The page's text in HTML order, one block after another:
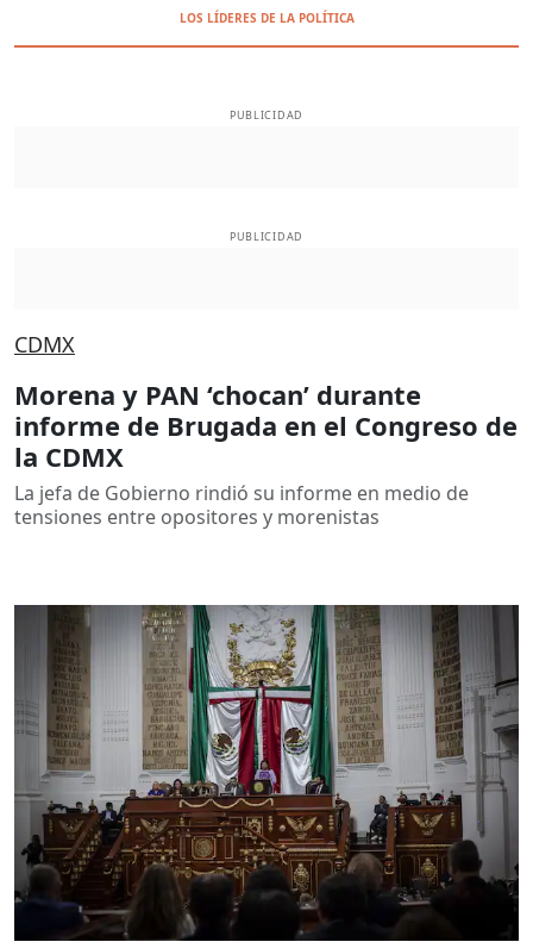
LOS LÍDERES DE LA POLÍTICA
PUBLICIDAD
PUBLICIDAD
CDMX
Morena y PAN ‘chocan’ durante
informe de Brugada en el Congreso de
la CDMX
La jefa de Gobierno rindió su informe en medio de
tensiones entre opositores y morenistas